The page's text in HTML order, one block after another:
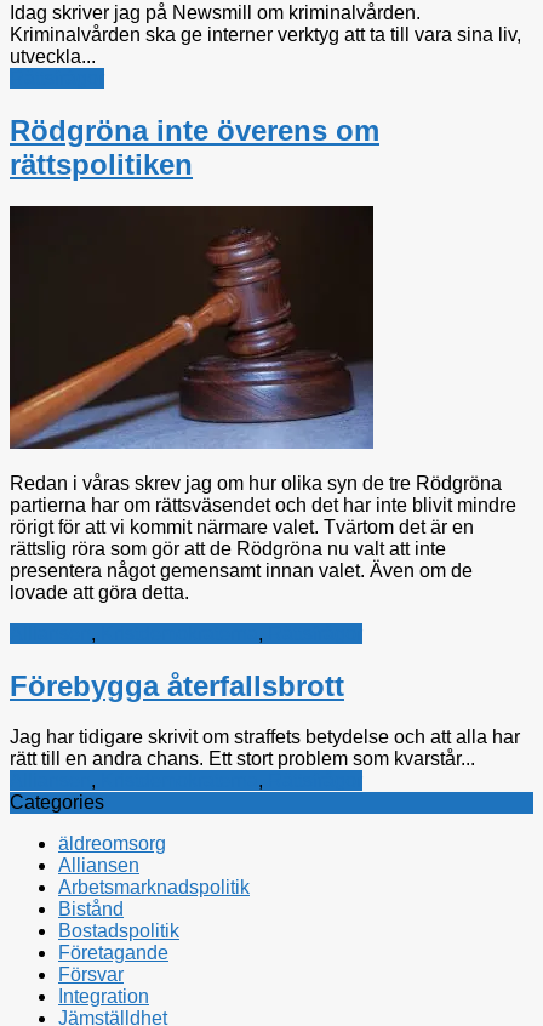
Idag skriver jag på Newsmill om kriminalvården.
Kriminalvården ska ge interner verktyg att ta till vara sina liv,
utveckla...
Rödgröna inte överens om
rättspolitiken
Redan i våras skrev jag om hur olika syn de tre Rödgröna
partierna har om rättsväsendet och det har inte blivit mindre
rörigt för att vi kommit närmare valet. Tvärtom det är en
rättslig röra som gör att de Rödgröna nu valt att inte
presentera något gemensamt innan valet. Även om de
lovade att göra detta.
, ,
Förebygga återfallsbrott
Jag har tidigare skrivit om straffets betydelse och att alla har
rätt till en andra chans. Ett stort problem som kvarstår...
, ,
Categories
äldreomsorg
Alliansen
Arbetsmarknadspolitik
Bistånd
Bostadspolitik
Företagande
Försvar
Integration
Jämställdhet